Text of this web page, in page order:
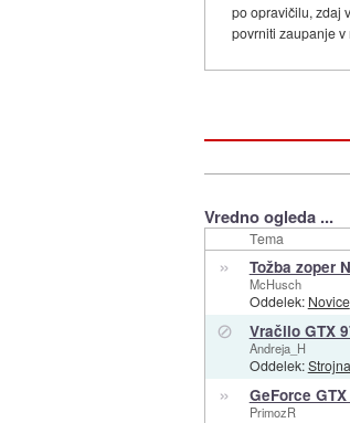
po opravičilu, zdaj
povrniti zaupanje v
Vredno ogleda ...
Tema
» Tožba zoper
McHusch
Oddelek: Novice
⊘ Vračilo GTX
Andreja_H
Oddelek:
» GeForce
PrimozR